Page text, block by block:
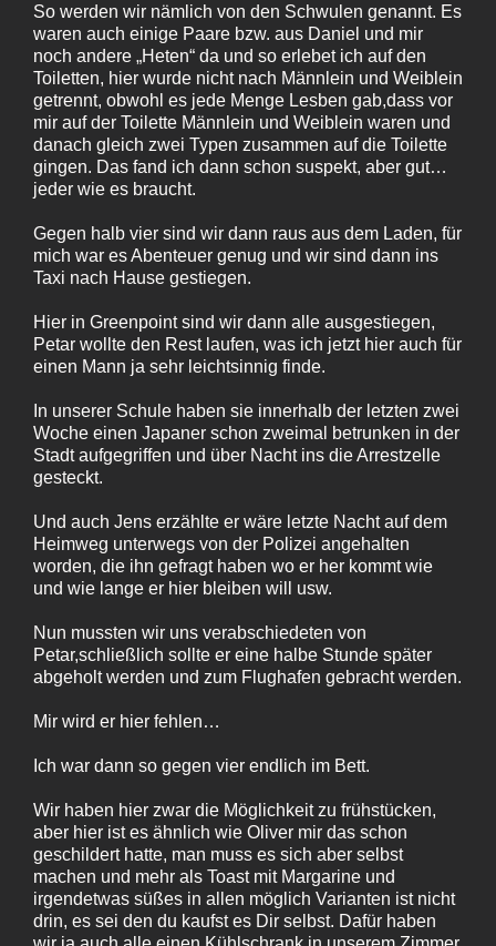
So werden wir nämlich von den Schwulen genannt. Es
waren auch einige Paare bzw. aus Daniel und mir
noch andere „Heten“ da und so erlebet ich auf den
Toiletten, hier wurde nicht nach Männlein und Weiblein
getrennt, obwohl es jede Menge Lesben gab,dass vor
mir auf der Toilette Männlein und Weiblein waren und
danach gleich zwei Typen zusammen auf die Toilette
gingen. Das fand ich dann schon suspekt, aber gut…
jeder wie es braucht.
Gegen halb vier sind wir dann raus aus dem Laden, für
mich war es Abenteuer genug und wir sind dann ins
Taxi nach Hause gestiegen.
Hier in Greenpoint sind wir dann alle ausgestiegen,
Petar wollte den Rest laufen, was ich jetzt hier auch für
einen Mann ja sehr leichtsinnig finde.
In unserer Schule haben sie innerhalb der letzten zwei
Woche einen Japaner schon zweimal betrunken in der
Stadt aufgegriffen und über Nacht ins die Arrestzelle
gesteckt.
Und auch Jens erzählte er wäre letzte Nacht auf dem
Heimweg unterwegs von der Polizei angehalten
worden, die ihn gefragt haben wo er her kommt wie
und wie lange er hier bleiben will usw.
Nun mussten wir uns verabschiedeten von
Petar,schließlich sollte er eine halbe Stunde später
abgeholt werden und zum Flughafen gebracht werden.
Mir wird er hier fehlen…
Ich war dann so gegen vier endlich im Bett.
Wir haben hier zwar die Möglichkeit zu frühstücken,
aber hier ist es ähnlich wie Oliver mir das schon
geschildert hatte, man muss es sich aber selbst
machen und mehr als Toast mit Margarine und
irgendetwas süßes in allen möglich Varianten ist nicht
drin, es sei den du kaufst es Dir selbst. Dafür haben